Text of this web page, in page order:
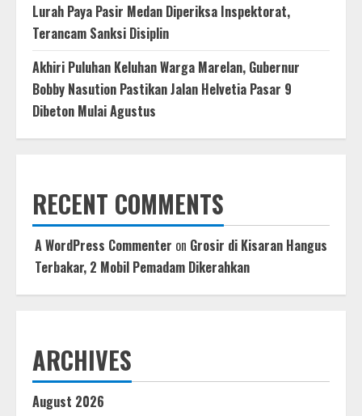
Lurah Paya Pasir Medan Diperiksa Inspektorat,
Terancam Sanksi Disiplin
Akhiri Puluhan Keluhan Warga Marelan, Gubernur
Bobby Nasution Pastikan Jalan Helvetia Pasar 9
Dibeton Mulai Agustus
RECENT COMMENTS
A WordPress Commenter on Grosir di Kisaran Hangus
Terbakar, 2 Mobil Pemadam Dikerahkan
ARCHIVES
August 2026